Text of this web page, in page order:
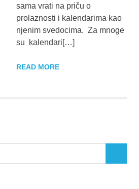
sama vrati na priču o
prolaznosti i kalendarima kao
njenim svedocima. Za mnoge
su kalendari[…]
READ MORE